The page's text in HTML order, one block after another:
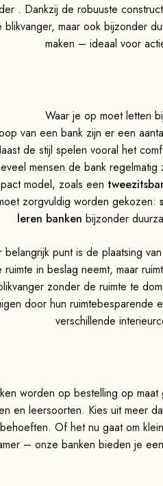
. Dankzij de robuuste
maar ook bijzonder
maken – ideaal voor
Waar je op moet letten
van een bank zijn er een
de stijl spelen vooral het
mensen de bank
model, zoals een
zorgvuldig worden gekozen:
leren banken bijzonder
belangrijk punt is de plaatsing
in beslag neemt, maar
zonder de ruimte te
door hun ruimtebesparende
verschillende
worden op bestelling op
en leersoorten. Kies uit meer
Of het nu gaat om
– onze banken bieden je